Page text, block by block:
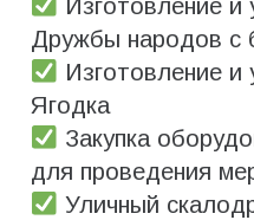
Изготовление и
Дружбы народов с
Изготовление
Ягодка
Закупка
для проведения
Уличный